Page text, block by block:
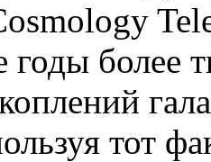
годы более
тот